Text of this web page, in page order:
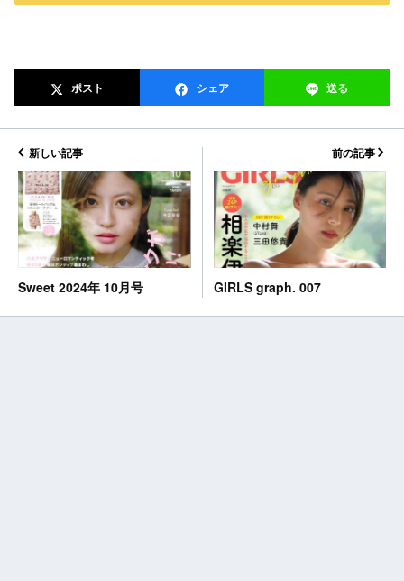
ポスト シェア 送る
新しい記事
Sweet 2024年 10月号
前の記事
GIRLS graph. 007